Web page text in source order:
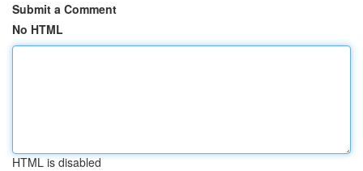
Submit a Comment
No HTML
HTML is disabled